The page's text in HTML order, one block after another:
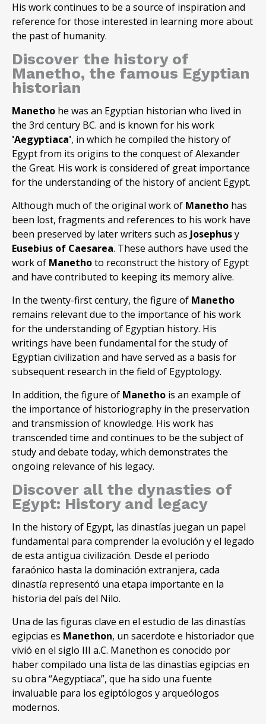
His work continues to be a source of inspiration and
reference for those interested in learning more about
the past of humanity.
Discover the history of
Manetho, the famous Egyptian
historian
Manetho he was an Egyptian historian who lived in
the 3rd century BC. and is known for his work
'Aegyptiaca', in which he compiled the history of
Egypt from its origins to the conquest of Alexander
the Great. His work is considered of great importance
for the understanding of the history of ancient Egypt.
Although much of the original work of Manetho has
been lost, fragments and references to his work have
been preserved by later writers such as Josephusy
Eusebius of Caesarea. These authors have used the
work of Manethoto reconstruct the history of Egypt
and have contributed to keeping its memory alive.
In the twenty-first century, the figure of Manetho
remains relevant due to the importance of his work
for the understanding of Egyptian history. His
writings have been fundamental for the study of
Egyptian civilization and have served as a basis for
subsequent research in the field of Egyptology.
In addition, the figure of Manetho is an example of
the importance of historiography in the preservation
and transmission of knowledge. His work has
transcended time and continues to be the subject of
study and debate today, which demonstrates the
ongoing relevance of his legacy.
Discover all the dynasties of
Egypt: History and legacy
In the history of Egypt, las dinastías juegan un papel
fundamental para comprender la evolución y el legado
de esta antigua civilización. Desde el periodo
faraónico hasta la dominación extranjera, cada
dinastía representó una etapa importante en la
historia del país del Nilo.
Una de las figuras clave en el estudio de las dinastías
egipcias es Manethon, un sacerdote e historiador que
vivió en el siglo III a.C. Manethon es conocido por
haber compilado una lista de las dinastías egipcias en
su obra “Aegyptiaca”, que ha sido una fuente
invaluable para los egiptólogos y arqueólogos
modernos.